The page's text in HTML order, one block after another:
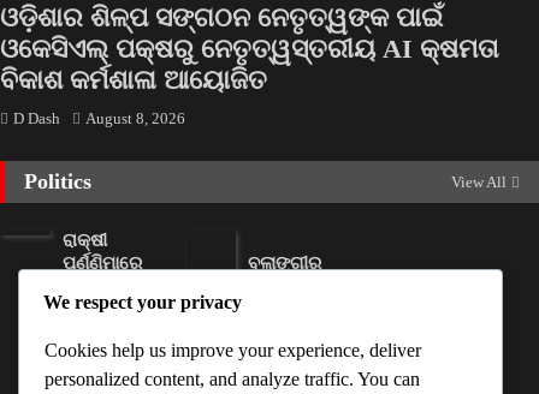
ଓଡ଼ିଶାର ଶିଳ୍ପ ସଙ୍ଗଠନ ନେତୃତ୍ୱଙ୍କ ପାଇଁ
ଓକେସିଏଲ୍ ପକ୍ଷରୁ ନେତୃତ୍ୱସ୍ତରୀୟ AI କ୍ଷମତା
ବିକାଶ କର୍ମଶାଳା ଆୟୋଜିତ
D Dash August 8, 2026
Politics View All
ରାକ୍ଷୀ
ପୂର୍ଣ୍ଣିମାରେ
ସୁଭଦ୍ରା
ବଲାଙ୍ଗୀର
Ankita
Sahoo
We respect your privacy
Cookies help us improve your experience, deliver
personalized content, and analyze traffic. You can